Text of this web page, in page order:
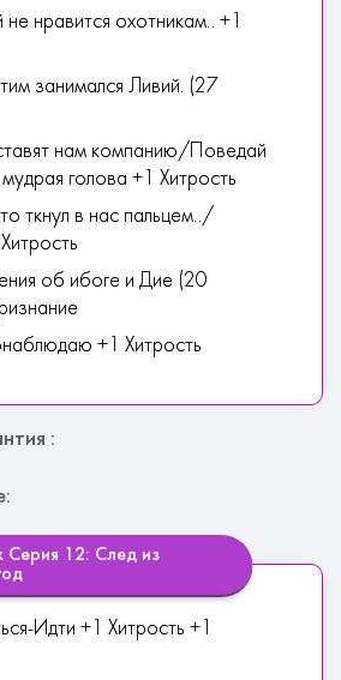
нравится охотникам.. +1
занимался Ливий. (27
нам компанию/Поведай
голова +1 Хитрость
ткнул в нас пальцем../
об ибоге и Дие (20
+1 Хитрость
:
Серия 12: След из
Идти +1 Хитрость +1